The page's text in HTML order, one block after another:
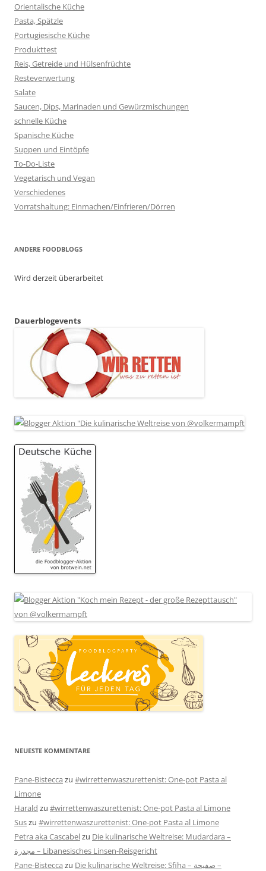
Orientalische Küche
Pasta, Spätzle
Portugiesische Küche
Produkttest
Reis, Getreide und Hülsenfrüchte
Resteverwertung
Salate
Saucen, Dips, Marinaden und Gewürzmischungen
schnelle Küche
Spanische Küche
Suppen und Eintöpfe
To-Do-Liste
Vegetarisch und Vegan
Verschiedenes
Vorratshaltung: Einmachen/Einfrieren/Dörren
ANDERE FOODBLOGS
Wird derzeit überarbeitet
Dauerblogevents
NEUESTE KOMMENTARE
Pane-Bistecca zu #wirrettenwaszurettenist: One-pot Pasta al
Limone
Harald zu #wirrettenwaszurettenist: One-pot Pasta al Limone
Suszu #wirrettenwaszurettenist: One-pot Pasta al Limone
Petra aka Cascabelzu Die kulinarische Weltreise: Mudardara –
مجدرة – Libanesisches Linsen-Reisgericht
Pane-Bistecca zu Die kulinarische Weltreise: Sfiha – صفيحة –